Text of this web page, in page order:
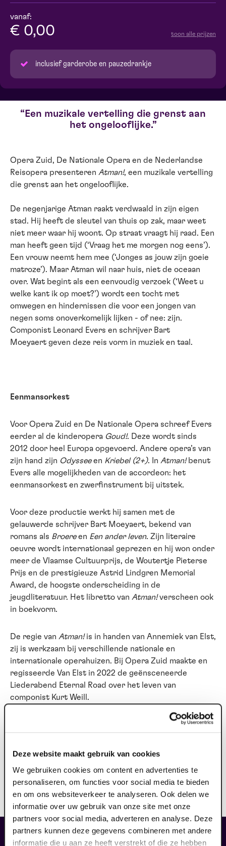
Deze website maakt gebruik van cookies
We gebruiken cookies om content en advertenties te
personaliseren, om functies voor social media te bieden
en om ons websiteverkeer te analyseren. Ook delen we
informatie over uw gebruik van onze site met onze
partners voor social media, adverteren en analyse. Deze
partners kunnen deze gegevens combineren met andere
informatie die u aan ze heeft verstrekt of die ze hebben
vanaf:
€ 0,00 toon alle prijzen
inclusief garderobe en pauzedrankje
Een muzikale vertelling die grenst aan
het ongelooflijke.
Opera Zuid, De Nationale Opera en de Nederlandse
Reisopera presenteren Atman!, een muzikale vertelling
die grenst aan het ongelooflijke.
De negenjarige Atman raakt verdwaald in zijn eigen
stad. Hij heeft de sleutel van thuis op zak, maar weet
niet meer waar hij woont. Op straat vraagt hij raad. Een
man heeft geen tijd (‘Vraag het me morgen nog eens’).
Een vrouw neemt hem mee (‘Jonges as jouw zijn goeie
matroze’). Maar Atman wil naar huis, niet de oceaan
over. Wat begint als een eenvoudig verzoek (‘Weet u
welke kant ik op moet?’) wordt een tocht met
omwegen en hindernissen die voor een jongen van
negen soms onoverkomelijk lijken - of nee: zijn.
Componist Leonard Evers en schrijver Bart
Moeyaert geven deze reis vorm in muziek en taal.
Eenmansorkest
Voor Opera Zuid en De Nationale Opera schreef Evers
eerder al de kinderopera Goud!. Deze wordt sinds
2012 door heel Europa opgevoerd. Andere opera’s van
zijn hand zijn Odysseeen Kriebel (2+). In Atman!benut
Evers alle mogelijkheden van de accordeon: het
eenmansorkest en zwerfinstrument bij uitstek.
Voor deze productie werkt hij samen met de
gelauwerde schrijver Bart Moeyaert, bekend van
romans als Broereen Een ander leven. Zijn literaire
oeuvre wordt internationaal geprezen en hij won onder
meer de Vlaamse Cultuurprijs, de Woutertje Pieterse
Prijs en de prestigieuze Astrid Lindgren Memorial
Award, de hoogste onderscheiding in de
jeugdliteratuur. Het libretto van Atman!verscheen ook
in boekvorm.
De regie van Atman!is in handen van Annemiek van Elst,
zij is werkzaam bij verschillende nationale en
internationale operahuizen. Bij Opera Zuid maakte en
regisseerde Van Elst in 2022 de geënsceneerde
Liederabend Eternal Road over het leven van
componist Kurt Weill.
duurt ongeveer één uur en wordt gezongen en
Omdat kinderen gratis naar de voorstelling gaan zijn
andere kortingen (zoals vroegboekkorting of gouden